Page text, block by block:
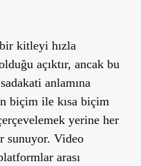
kitleyi hızla
açıktır, ancak bu
anlamına
biçim ile kısa biçim
yerine her
sunuyor. Video
arası